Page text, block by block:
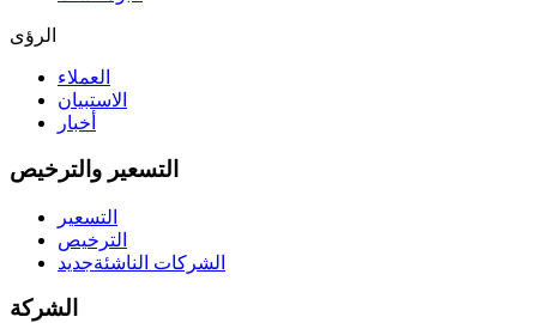
الرؤى
العملاء
الاستبيان
أخبار
التسعير والترخيص
التسعير
الترخيص
الشركات الناشئةجديد
الشركة